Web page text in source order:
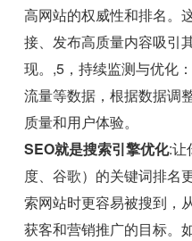
高网站的权威性和排名。
接、发布高质量内容吸引
现。,5，持续监测与优化
流量等数据，根据数据调
质量和用户体验。
SEO就是搜索引擎优化:让
度、谷歌）的关键词排名
索网站时更容易被搜到，
获客和营销推广的目标。